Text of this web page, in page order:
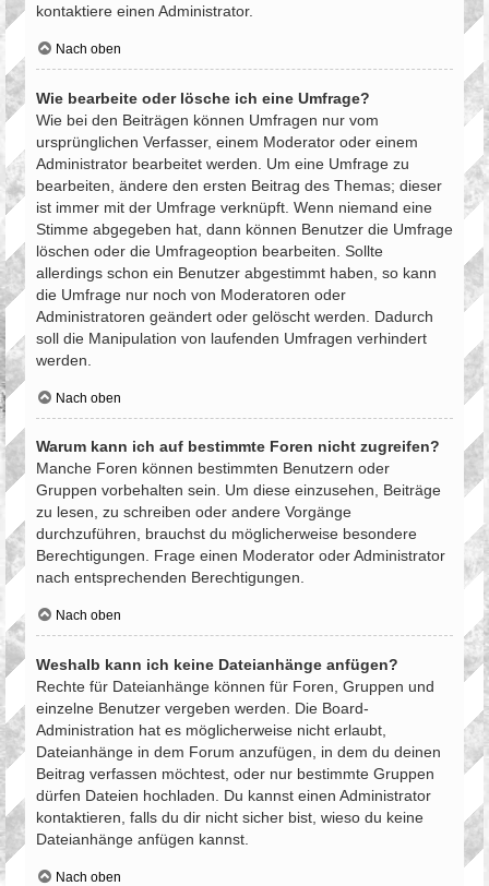
kontaktiere einen Administrator.
Nach oben
Wie bearbeite oder lösche ich eine Umfrage?
Wie bei den Beiträgen können Umfragen nur vom
ursprünglichen Verfasser, einem Moderator oder einem
Administrator bearbeitet werden. Um eine Umfrage zu
bearbeiten, ändere den ersten Beitrag des Themas; dieser
ist immer mit der Umfrage verknüpft. Wenn niemand eine
Stimme abgegeben hat, dann können Benutzer die Umfrage
löschen oder die Umfrageoption bearbeiten. Sollte
allerdings schon ein Benutzer abgestimmt haben, so kann
die Umfrage nur noch von Moderatoren oder
Administratoren geändert oder gelöscht werden. Dadurch
soll die Manipulation von laufenden Umfragen verhindert
werden.
Nach oben
Warum kann ich auf bestimmte Foren nicht zugreifen?
Manche Foren können bestimmten Benutzern oder
Gruppen vorbehalten sein. Um diese einzusehen, Beiträge
zu lesen, zu schreiben oder andere Vorgänge
durchzuführen, brauchst du möglicherweise besondere
Berechtigungen. Frage einen Moderator oder Administrator
nach entsprechenden Berechtigungen.
Nach oben
Weshalb kann ich keine Dateianhänge anfügen?
Rechte für Dateianhänge können für Foren, Gruppen und
einzelne Benutzer vergeben werden. Die Board-
Administration hat es möglicherweise nicht erlaubt,
Dateianhänge in dem Forum anzufügen, in dem du deinen
Beitrag verfassen möchtest, oder nur bestimmte Gruppen
dürfen Dateien hochladen. Du kannst einen Administrator
kontaktieren, falls du dir nicht sicher bist, wieso du keine
Dateianhänge anfügen kannst.
Nach oben